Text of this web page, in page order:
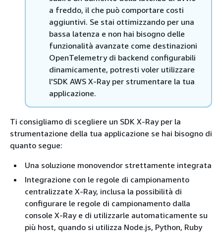
a freddo, il che può comportare costi
aggiuntivi. Se stai ottimizzando per una
bassa latenza e non hai bisogno delle
funzionalità avanzate come destinazioni
OpenTelemetry di backend configurabili
dinamicamente, potresti voler utilizzare
l'SDK AWS X-Ray per strumentare la tua
applicazione.
Ti consigliamo di scegliere un SDK X-Ray per la
strumentazione della tua applicazione se hai bisogno di
quanto segue:
Una soluzione monovendor strettamente integrata
Integrazione con le regole di campionamento
centralizzate X-Ray, inclusa la possibilità di
configurare le regole di campionamento dalla
console X-Ray e di utilizzarle automaticamente su
più host, quando si utilizza Node.js, Python, Ruby